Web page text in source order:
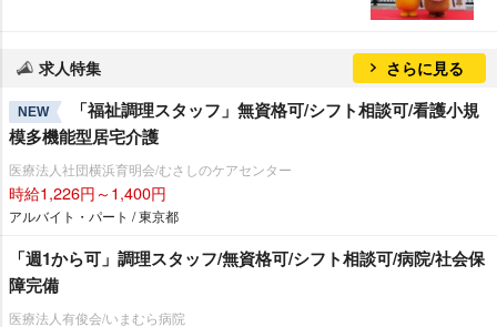
求人特集 さらに見る
NEW
「福祉調理スタッフ」無資格可/シフト相談可/看護小規
模多機能型居宅介護
医療法人社団横浜育明会/むさしのケアセンター
時給1,226円～1,400円
アルバイト・パート / 東京都
「週1から可」調理スタッフ/無資格可/シフト相談可/病院/社会保
障完備
医療法人有俊会/いまむら病院